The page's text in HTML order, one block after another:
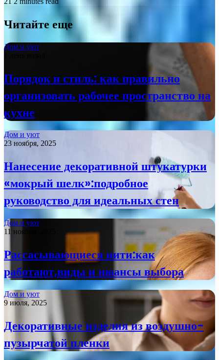
Читайте еще
Дом и уют
Порядок и стиль: как правильно
организовать рабочее пространство на
кухне
Дом и уют
23 ноября, 2025
Нанесение декоративной штукатурки
«мокрый шелк»:подробное
руководство для идеальных стен
Дом и уют
11 ноября, 2025
Рассасывающиеся нити:как
работают,виды и нюансы выбора
Дом и уют
9 июля, 2025
Декоративные изделия из воздушно-
пузырчатой пленки